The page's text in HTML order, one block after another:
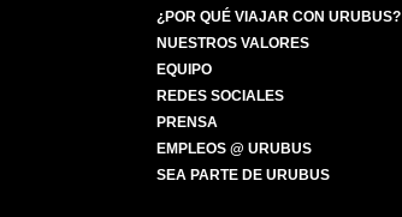
¿POR QUÉ VIAJAR CON URUBUS?
NUESTROS VALORES
EQUIPO
REDES SOCIALES
PRENSA
EMPLEOS @ URUBUS
SEA PARTE DE URUBUS